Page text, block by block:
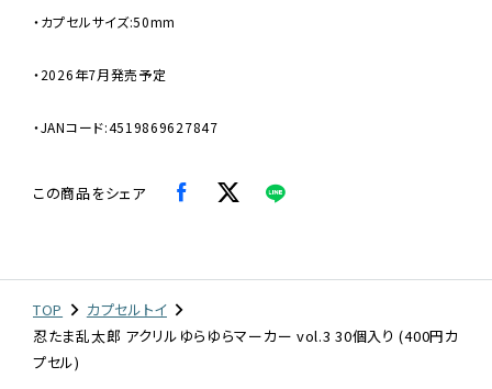
・カプセルサイズ:50mm
・2026年7月発売予定
・JANコード:4519869627847
この商品をシェア
TOP
カプセルトイ
忍たま乱太郎 アクリルゆらゆらマーカー vol.3 30個入り (400円カ
プセル)